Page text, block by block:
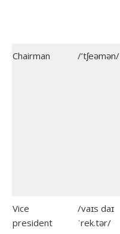
Chairman
/’tʃeəmən/
Vice
president
/vaɪs daɪ
ˈrek.tər/